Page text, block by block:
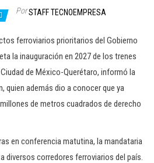
PorSTAFF TECNOEMPRESA
ferroviarios prioritarios del Gobierno
la inauguración en 2027 de los trenes
de México-Querétaro, informó la
quien además dio a conocer que ya
de metros cuadrados de derecho
en conferencia matutina, la mandataria
diversos corredores ferroviarios del país.